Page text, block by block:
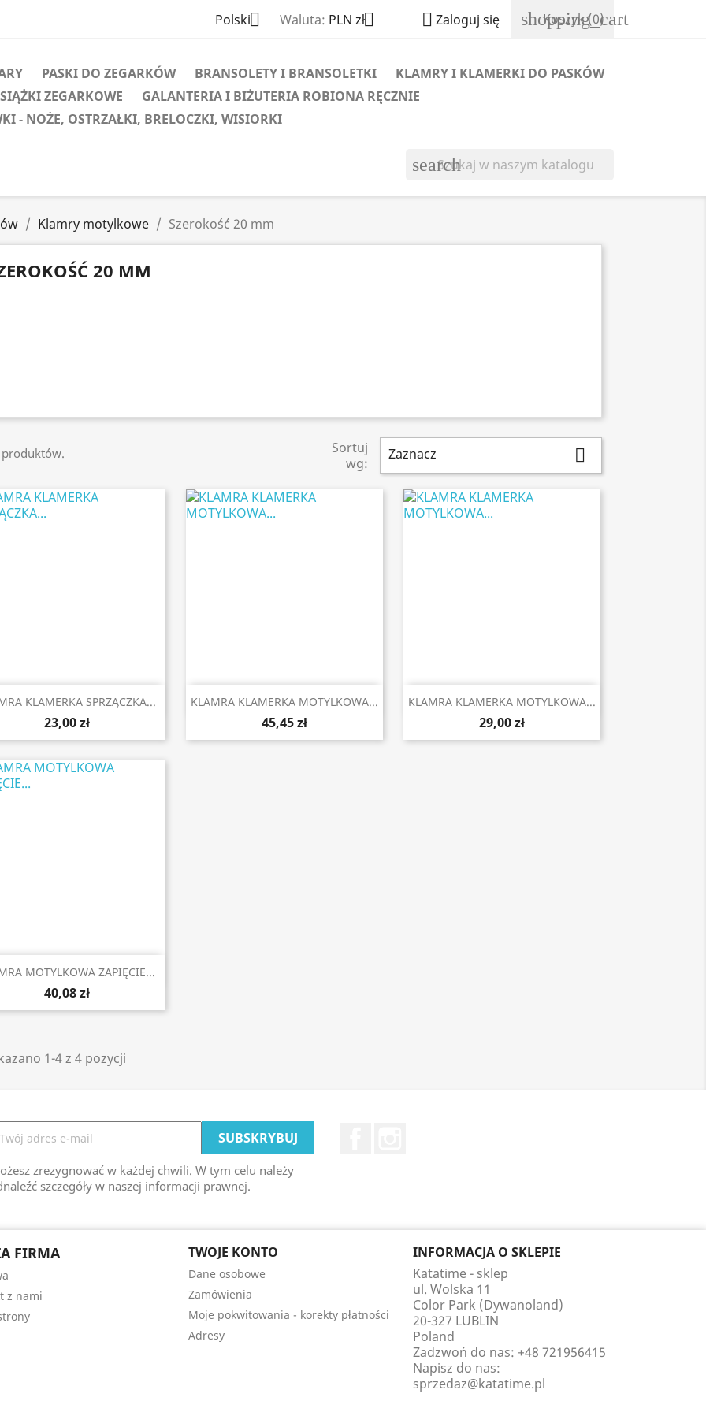
Polski Waluta: PLN zł  Zaloguj się shopping_cart
Koszyk(0)
PASKI DO ZEGARKÓW BRANSOLETY I BRANSOLETKI
KLAMRY I KLAMERKI DO PASKÓW
ZEGARKOWE
GALANTERIA I BIŻUTERIA ROBIONA RĘCZNIE
- NOŻE, OSTRZAŁKI, BRELOCZKI, WISIORKI
search
Klamry motylkowe Szerokość 20 mm
20 MM
produktów.
Sortuj
wg:
Zaznacz 
KLAMERKA SPRZĄCZKA...
23,00 zł
 Szybki podgląd KLAMRA KLAMERKA MOTYLKOWA...
45,45 zł
 Szybki podgląd KLAMRA KLAMERKA MOTYLKOWA...
29,00 zł
 Szybki podgląd
MOTYLKOWA ZAPIĘCIE...
40,08 zł
 Szybki podgląd
1-4 z 4 pozycji
zrezygnować w każdej chwili. W tym celu należy
szczegóły w naszej informacji prawnej.
FIRMA
z nami
TWOJE KONTO
Dane osobowe
Zamówienia
Moje pokwitowania - korekty płatności
Adresy
INFORMACJA O SKLEPIE
Katatime - sklep
ul. Wolska 11
Color Park (Dywanoland)
20-327 LUBLIN
Poland
Zadzwoń do nas: +48 721956415
Napisz do nas:
sprzedaz@katatime.pl